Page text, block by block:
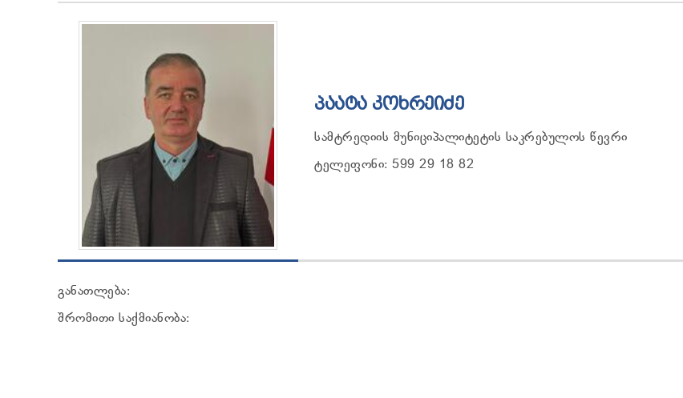
ᲞᲐᲐᲢᲐ ᲙᲝᲮᲠᲔᲘᲫᲔ
სამტრედიის მუნიციპალიტეტის საკრებულოს წევრი
ტელეფონი: 599 29 18 82
განათლება:
შრომითი საქმიანობა: